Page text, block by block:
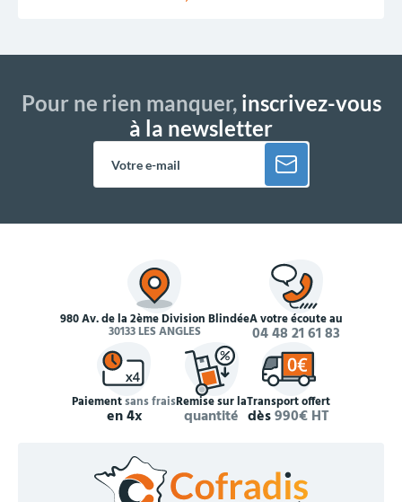
Pour ne rien manquer,inscrivez-vous
à la newsletter
980 Av. de la 2ème Division Blindée
30133 LES ANGLES
À votre écoute au
04 48 21 61 83
Paiementsans frais
en 4x
Remise sur la
quantité
Transport offert
dès990€ HT